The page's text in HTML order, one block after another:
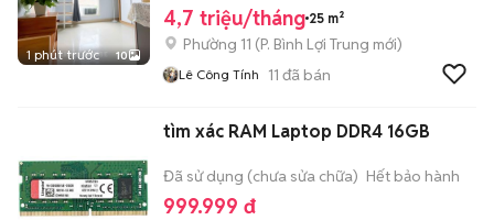
1 phút trước 10
4,7 triệu/tháng 25 m²
Phường 11 (P. Bình Lợi Trung mới)
Lê Công Tính 11 đã bán
tìm xác RAM Laptop DDR4 16GB
Đã sử dụng (chưa sửa chữa) Hết bảo hành
999.999 đ